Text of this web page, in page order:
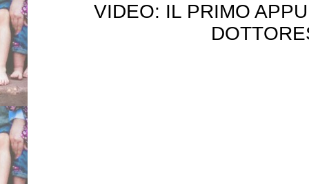
VIDEO: IL PRIMO